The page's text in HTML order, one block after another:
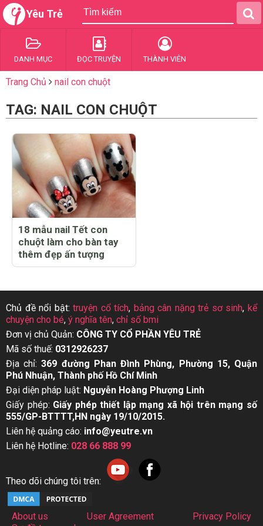
Yêu Trẻ
DANH MỤC ĐỌC TRUYỆN THÀNH VIÊN
Trang Chủ nail con chuột
TAG: NAIL CON CHUỘT
18 mẫu nail Tết con
chuột làm cho bàn tay
thêm đẹp ấn tượng
Chủ đề nổi bật:truyện cổ tích, bảng cân nặng trẻ sơ sinh,kể
chuyện cho bé, ý nghĩa tên, chỉ số bmi
Đơn vị chủ Quản: CÔNG TY CỔ PHẦN YÊU TRẺ
Mã số thuế: 0312926237
Địa chỉ:369 đường Phan Đình Phùng, Phường 15, Quận
Phú Nhuận, Thành phố Hồ Chí Minh
Đại diện pháp luật: Nguyễn Hoàng Phượng Linh
Giấy phép: Giấy phép thiết lập mạng xã hội trên mạng số
555/GP-BTTTT,HN ngày 19/10/2015.
Liên hệ quảng cáo: info@yeutre.vn
Liên hệ Hotline: 028 66 888 99
Theo dõi chúng tôi trên:
About us User Agreement
Privacy Policy